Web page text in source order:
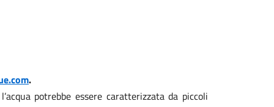
.
potrebbe essere caratterizzata da piccoli